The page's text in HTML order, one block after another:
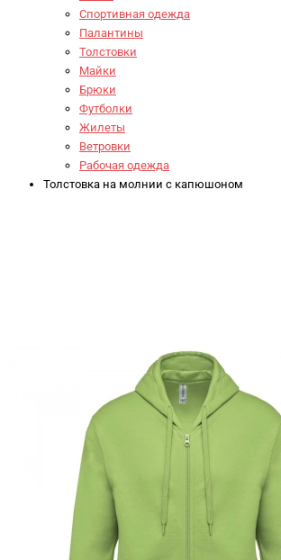
Спортивная одежда
Палантины
Толстовки
Майки
Брюки
Футболки
Жилеты
Ветровки
Рабочая одежда
Толстовка на молнии с капюшоном